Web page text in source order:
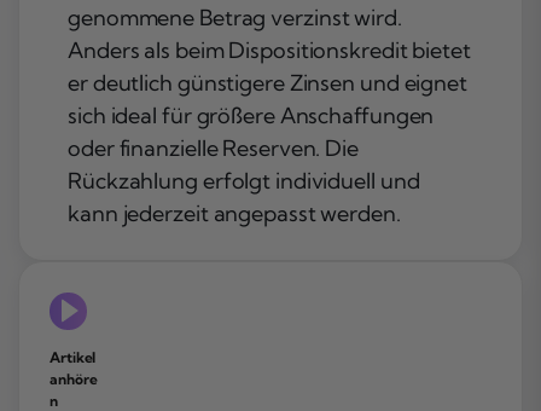
genommene Betrag verzinst wird.
Anders als beim Dispositionskredit bietet
er deutlich günstigere Zinsen und eignet
sich ideal für größere Anschaffungen
oder finanzielle Reserven. Die
Rückzahlung erfolgt individuell und
kann jederzeit angepasst werden.
Artikel
anhöre
n